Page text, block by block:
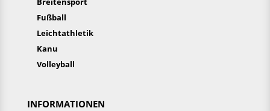
Fußball
Leichtathletik
Kanu
Volleyball
INFORMATIONEN